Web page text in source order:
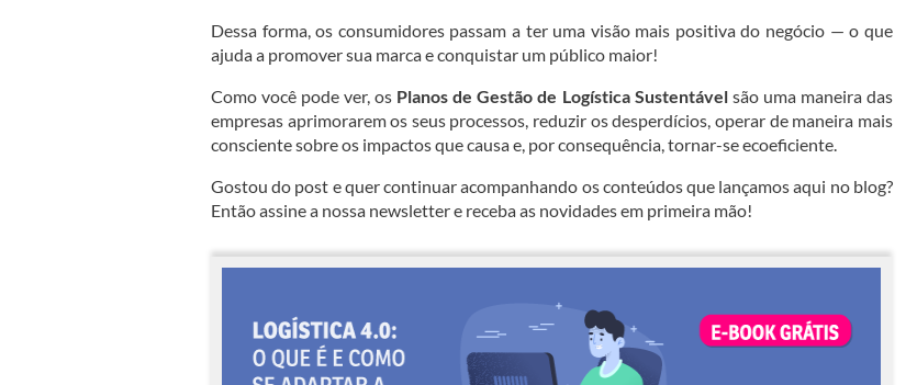
Dessa forma, os consumidores passam a ter uma visão mais positiva do negócio — o que
ajuda a promover sua marca e conquistar um público maior!
Como você pode ver, os Planos de Gestão de Logística Sustentávelsão uma maneira das
empresas aprimorarem os seus processos, reduzir os desperdícios, operar de maneira mais
consciente sobre os impactos que causa e, por consequência, tornar-se ecoeficiente.
Gostou do post e quer continuar acompanhando os conteúdos que lançamos aqui no blog?
Então assine a nossa newsletter e receba as novidades em primeira mão!